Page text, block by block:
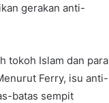
gerakan anti-
tokoh Islam dan para
Ferry, isu anti-
batas sempit